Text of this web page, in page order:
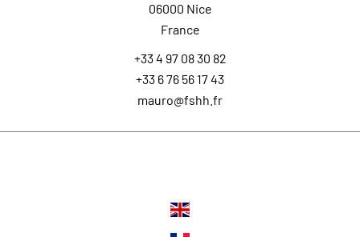
06000 Nice
France
+33 4 97 08 30 82
+33 6 76 56 17 43
mauro@fshh.fr